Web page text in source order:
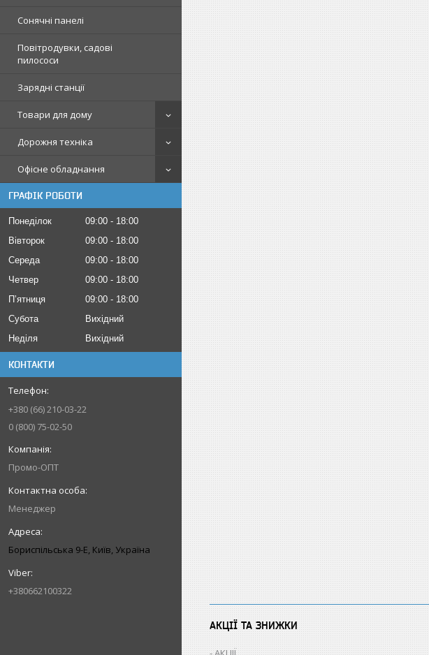
Сонячні панелі
Повітродувки, садові
пилососи
Зарядні станції
Товари для дому
Дорожня техніка
Офісне обладнання
ГРАФІК РОБОТИ
Понеділок 09:00
18:00
Вівторок
09:00
18:00
Середа
09:00
18:00
Четвер
09:00
18:00
Пʼятниця
09:00
18:00
Субота
Вихідний
Неділя
Вихідний
КОНТАКТИ
+380 (66) 210-03-22
0 (800) 75-02-50
Промо-ОПТ
Менеджер
Бориспільська 9-Е, Київ, Україна
+380662100322
АКЦІЇ ТА ЗНИЖКИ